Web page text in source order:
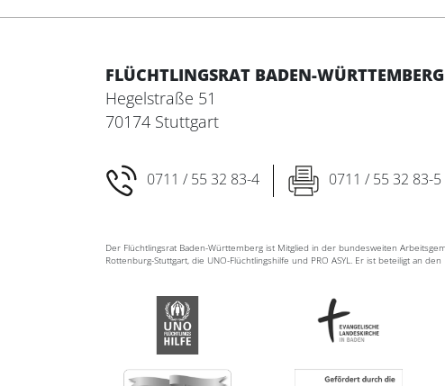
FLÜCHTLINGSRAT BADEN-
Hegelstraße 51
70174 Stuttgart
0711 / 55 32 83-4 0711 / 55 32 83-5
Der Flüchtlingsrat Baden-Württemberg ist Mitglied in der bundesweiten
Rottenburg-Stuttgart, die UNO-Flüchtlingshilfe und PRO ASYL. Er ist beteiligt an